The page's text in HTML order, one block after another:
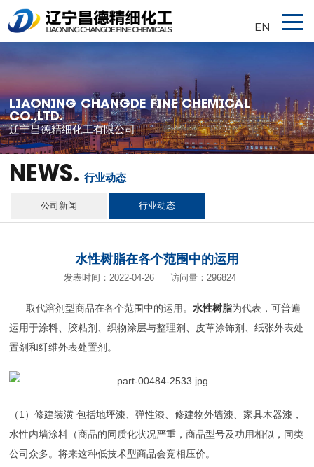
EN
LIAONING CHANGDE FINE CHEMICAL
CO.,LTD.
辽宁昌德精细化工有限公司
NEWS. 行业动态
公司新闻 行业动态
水性树脂在各个范围中的运用
发表时间：2022-04-26 访问量：296824
取代溶剂型商品在各个范围中的运用。水性树脂为代表，可普遍
运用于涂料、胶粘剂、织物涂层与整理剂、皮革涂饰剂、纸张外表处
置剂和纤维外表处置剂。
（1）修建装潢 包括地坪漆、弹性漆、修建物外墙漆、家具木器漆，
水性内墙涂料（商品的同质化状况严重，商品型号及功用相似，同类
公司众多。将来这种低技术型商品会竞相压价。